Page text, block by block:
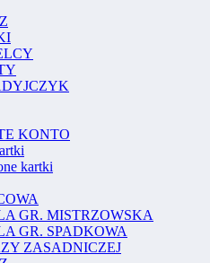
KONTO
kartki
GR. MISTRZOWSKA
GR. SPADKOWA
ZASADNICZEJ